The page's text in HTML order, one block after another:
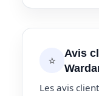
⭐
Avis
Les avis